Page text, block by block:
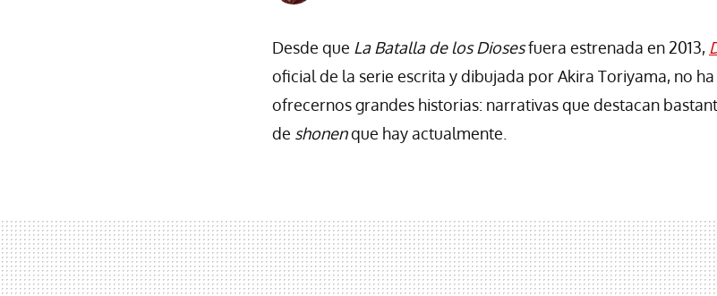
Desde que La Batalla de los Diosesfuera estrenada en 2013,
oficial de la serie escrita y dibujada por Akira Toriyama, no
ofrecernos grandes historias: narrativas que destacan
de shonenque hay actualmente.